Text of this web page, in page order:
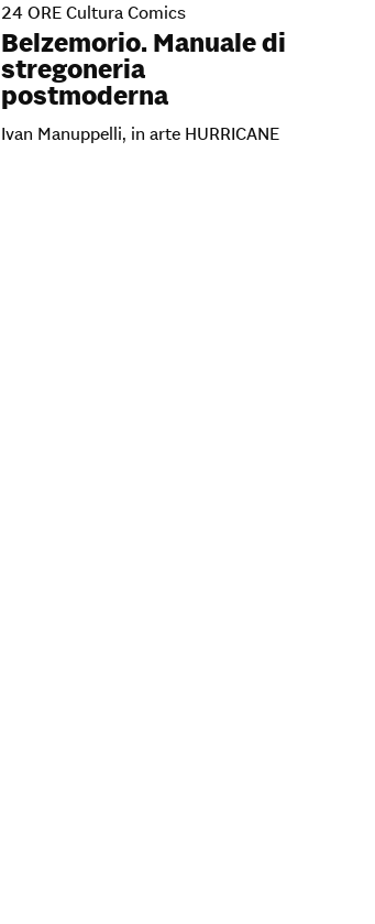
24 ORE Cultura Comics
Belzemorio. Manuale di
stregoneria
postmoderna
Ivan Manuppelli, in arte HURRICANE